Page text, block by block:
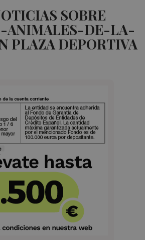
SOBRE
ANIMALES-DE-LA-
PLAZA DEPORTIVA